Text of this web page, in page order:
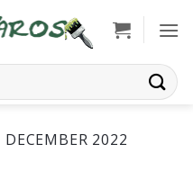
DECEMBER 2022